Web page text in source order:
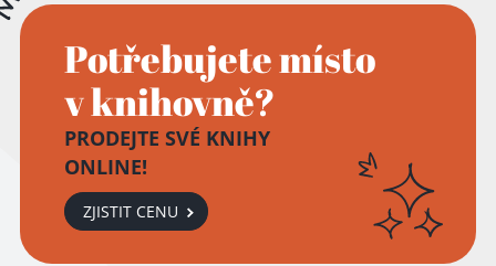
Potřebujete místo
v knihovně?
PRODEJTE SVÉ KNIHY
ONLINE!
ZJISTIT CENU